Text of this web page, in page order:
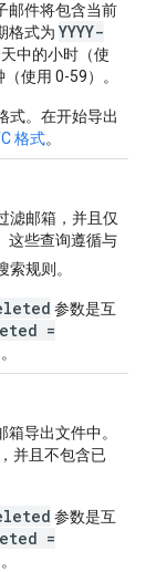
邮件将包含当前
格式为 YYYY-
中的小时（使
使用 0-59）。
式。在开始导出
格式。
滤邮箱，并且仅
这些查询遵循与
索规则。
参数是互
=
导出文件中。
，并且不包含已
参数是互
=